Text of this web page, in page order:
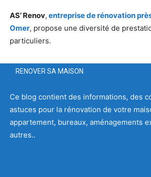
AS’ Renov, entreprise de rénovation
Omer, propose une diversité de
particuliers.
RENOVER SA MAISON
Ce blog contient des informations, des
astuces pour la rénovation de votre
appartement, bureaux, aménagements
autres..